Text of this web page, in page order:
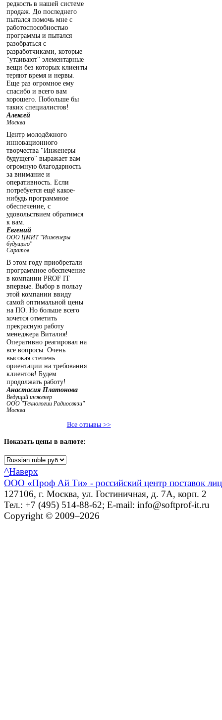
редкость в нашей системе
продаж. До последнего
пытался помочь мне с
работоспособностью
программы и пытался
разобраться с
разработчиками, которые
"утаивают" элементарные
вещи без которых клиенты
теряют время и нервы.
Еще раз огромное ему
спасибо и всего вам
хорошего. Побольше бы
таких специалистов!
Алексей
Москва
Центр молодёжного
инновационного
творчества "Инженеры
будущего" выражает вам
огромную благодарность
за внимание и
оперативность. Если
потребуется ещё какое-
нибудь программное
обеспечение, с
удовольствием обратимся
к вам.
Евгений
ООО ЦМИТ "Инженеры
будущего"
Саратов
В этом году приобретали
программное обеспечение
в компании PROF IT
впервые. Выбор в пользу
этой компании ввиду
самой оптимальной цены
на ПО. Но больше всего
хочется отметить
прекрасную работу
менеджера Виталия!
Оперативно реагировал на
все вопросы. Очень
высокая степень
ориентации на требования
клиентов! Будем
продолжать работу!
Анастасия Платонова
Ведущий инженер
ООО "Технологии Радиосвязи"
Москва
Все отзывы >>
Показать цены в валюте:
^Наверх
ООО «Проф Ай Ти» - российский центр поставок
127106, г. Москва, ул. Гостиничная, д. 7А, корп. 2
Тел.: +7 (495) 514-88-62; E-mail: info@softprof-it.ru
Copyright © 2009–2026